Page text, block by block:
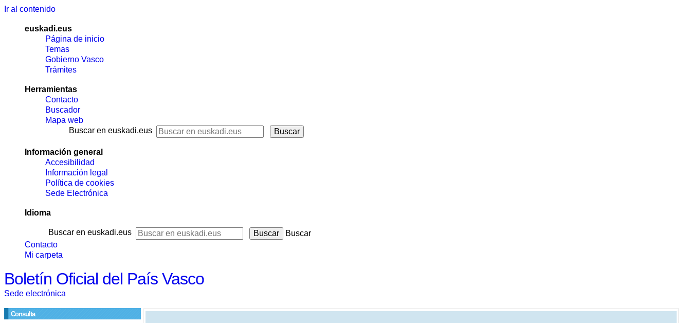
Ir al contenido
euskadi.eus
Página de inicio
Temas
Gobierno Vasco
Trámites
Herramientas
Contacto
Buscador
Mapa web
Buscar en euskadi.eus
Información general
Accesibilidad
Información legal
Política de cookies
Sede Electrónica
Idioma
Buscar en euskadi.eus
Buscar
Contacto
Mi carpeta
Boletín Oficial del País Vasco
Sede electrónica
Consulta